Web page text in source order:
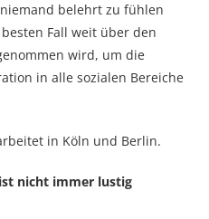
belehrt zu fühlen
Fall weit über den
wird, um die
in alle sozialen Bereiche
in Köln und Berlin.
nicht immer lustig